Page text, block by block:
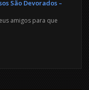
São Devorados –
amigos para que